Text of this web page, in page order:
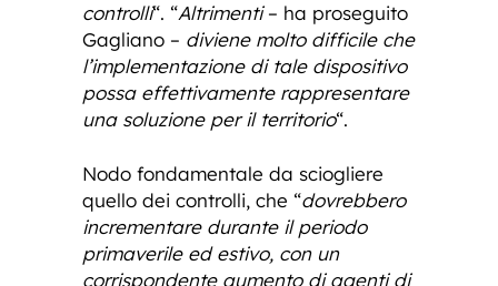
controlli“. “Altrimenti– ha proseguito
Gagliano – diviene molto difficile che
l’implementazione di tale dispositivo
possa effettivamente rappresentare
una soluzione per il territorio“.
Nodo fondamentale da sciogliere
quello dei controlli, che “dovrebbero
incrementare durante il periodo
primaverile ed estivo, con un
corrispondente aumento di agenti di